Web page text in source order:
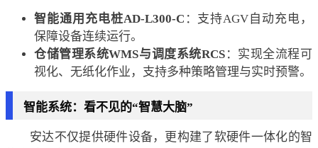
智能通用充电桩AD-L300-C ：支持AGV自动充电，
保障设备连续运行。
仓储管理系统WMS与调度系统RCS：实现全流程可
视化、无纸化作业，支持多种策略管理与实时预警。
智能系统：看不见的“智慧大脑”
安达不仅提供硬件设备，更构建了软硬件一体化的智